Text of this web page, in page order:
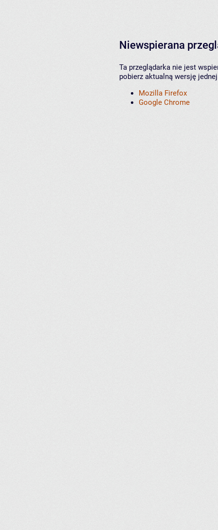
Niewspierana
Ta przeglądarka nie jest
pobierz aktualną wersję
Mozilla Firefox
Google Chrome